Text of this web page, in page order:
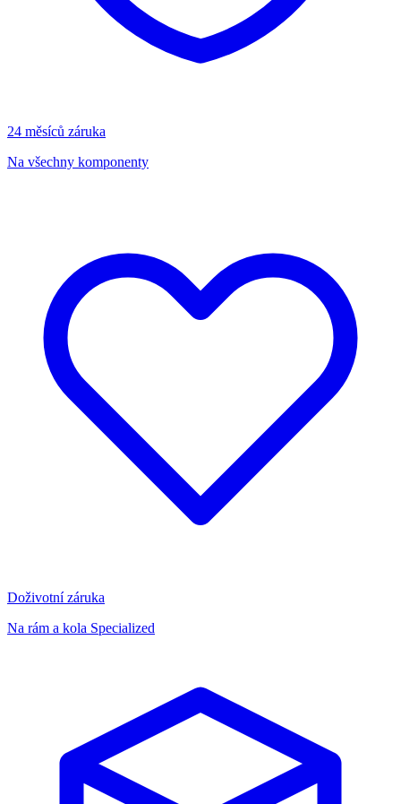
24 měsíců záruka
Na všechny komponenty
Doživotní záruka
Na rám a kola Specialized